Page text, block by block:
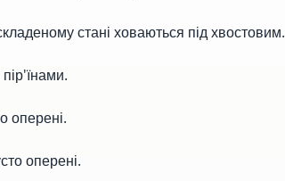
стані ховаються під хвостовим.
оперені.
оперені.